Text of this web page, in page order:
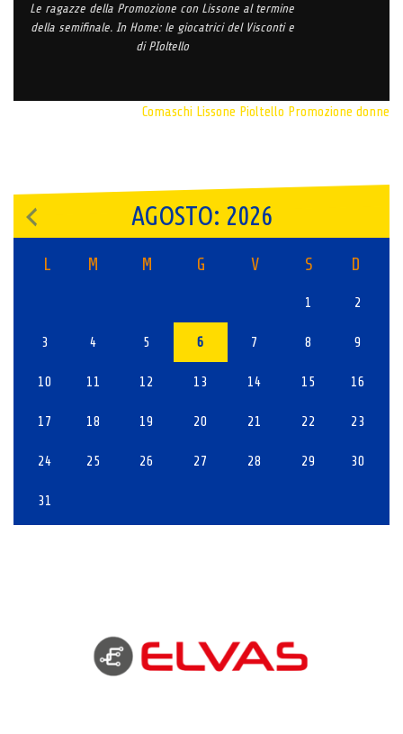
Le ragazze della Promozione con Lissone al termine
della semifinale. In Home: le giocatrici del Visconti e
di PIoltello
Comaschi Lissone Pioltello Promozione donne
AGOSTO: 2026
L M M G V S D
1 2
3 4 5 6 7 8 9
10 11 12 13 14 15 16
17 18 19 20 21 22 23
24 25 26 27 28 29 30
31